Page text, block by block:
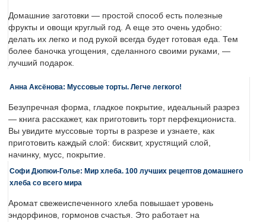
Домашние заготовки — простой способ есть полезные
фрукты и овощи круглый год. А еще это очень удобно:
делать их легко и под рукой всегда будет готовая еда. Тем
более баночка угощения, сделанного своими руками, —
лучший подарок.
Анна Аксёнова: Муссовые торты. Легче легкого!
Безупречная форма, гладкое покрытие, идеальный разрез
— книга расскажет, как приготовить торт перфекциониста.
Вы увидите муссовые торты в разрезе и узнаете, как
приготовить каждый слой: бисквит, хрустящий слой,
начинку, мусс, покрытие.
Софи Дюпюи-Голье: Мир хлеба. 100 лучших рецептов домашнего
хлеба со всего мира
Аромат свежеиспеченного хлеба повышает уровень
эндорфинов, гормонов счастья. Это работает на